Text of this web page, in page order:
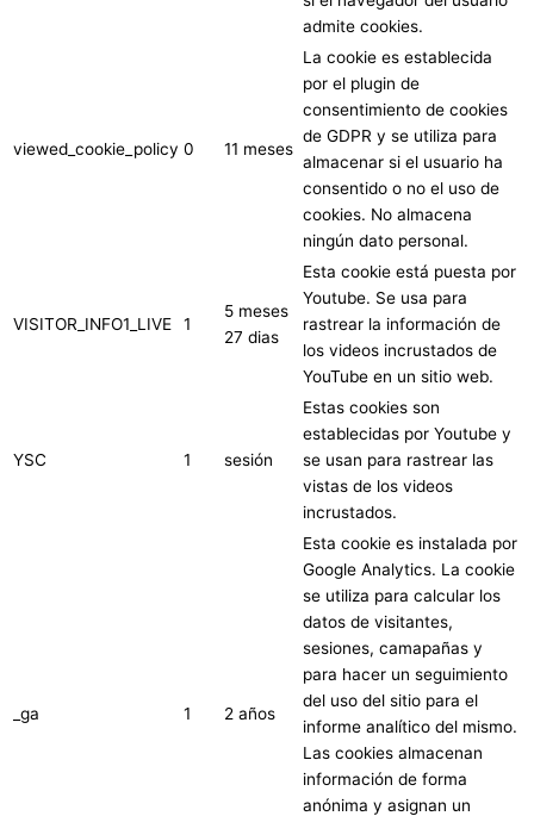
admite cookies.
viewed_cookie_policy 0 11 meses
La cookie es establecida
por el plugin de
consentimiento de cookies
de GDPR y se utiliza para
almacenar si el usuario ha
consentido o no el uso de
cookies. No almacena
ningún dato personal.
VISITOR_INFO1_LIVE 1
5 meses
27 dias
Esta cookie está puesta por
Youtube. Se usa para
rastrear la información de
los videos incrustados de
YouTube en un sitio web.
YSC 1 sesión
Estas cookies son
establecidas por Youtube y
se usan para rastrear las
vistas de los videos
incrustados.
_ga 1 2 años
Esta cookie es instalada por
Google Analytics. La cookie
se utiliza para calcular los
datos de visitantes,
sesiones, camapañas y
para hacer un seguimiento
del uso del sitio para el
informe analítico del mismo.
Las cookies almacenan
información de forma
anónima y asignan un